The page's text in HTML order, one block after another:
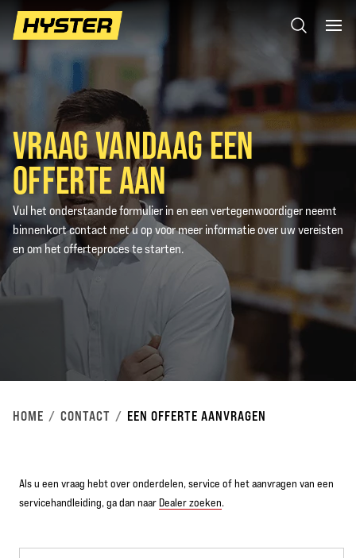
VRAAG VANDAAG EEN
OFFERTE AAN
Vul het onderstaande formulier in en een vertegenwoordiger neemt
binnenkort contact met u op voor meer informatie over uw vereisten
en om het offerteproces te starten.
HOME CONTACT EEN OFFERTE AANVRAGEN
Als u een vraag hebt over onderdelen, service of het aanvragen van een
servicehandleiding, ga dan naar Dealer zoeken.